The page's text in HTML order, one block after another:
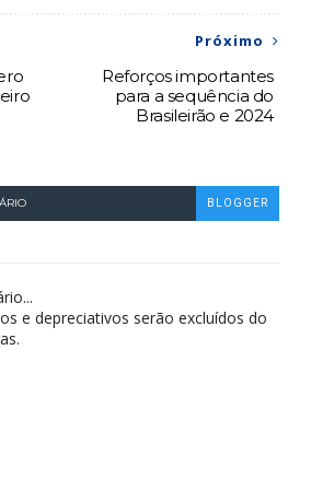
Próximo
Reforços importantes
para a sequência do
Brasileirão e 2024
BLOGGER
e depreciativos serão excluídos do